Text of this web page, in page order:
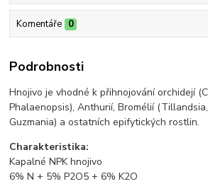
Komentáře 0
Podrobnosti
Hnojivo je vhodné k přihnojování orchidejí
Phalaenopsis), Anthurií, Bromélií
Guzmania) a ostatních epifytických rostlin.
Charakteristika:
Kapalné NPK hnojivo
6% N + 5% P2O5 + 6% K2O